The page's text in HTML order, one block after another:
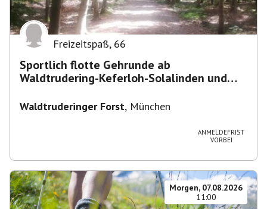
Freizeitspaß, 66
Sportlich flotte Gehrunde ab
Waldtrudering-Keferloh-Solalinden und
Waldtruderinger Forst, München
ANMELDEFRIST
VORBEI
Morgen, 07.08.2026
11:00